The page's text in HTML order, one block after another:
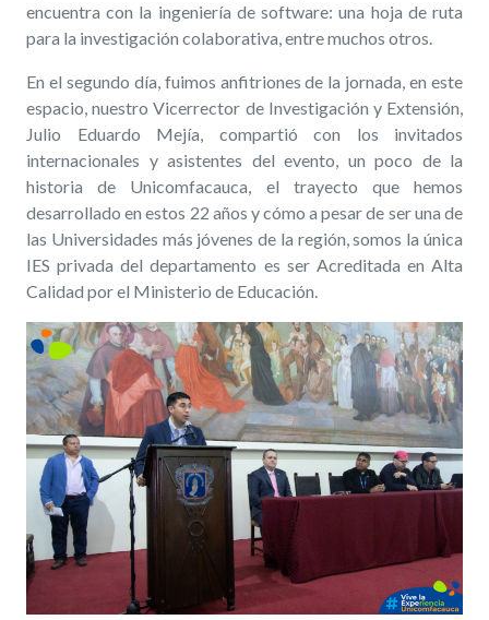
encuentra con la ingeniería de software: una hoja de ruta
para la investigación colaborativa, entre muchos otros.
En el segundo día, fuimos anfitriones de la jornada, en este
espacio, nuestro Vicerrector de Investigación y Extensión,
Julio Eduardo Mejía, compartió con los invitados
internacionales y asistentes del evento, un poco de la
historia de Unicomfacauca, el trayecto que hemos
desarrollado en estos 22 años y cómo a pesar de ser una de
las Universidades más jóvenes de la región, somos la única
IES privada del departamento es ser Acreditada en Alta
Calidad por el Ministerio de Educación.